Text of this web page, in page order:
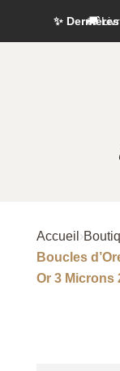
✨
Accueil ›
Boucles
Or 3 Microns